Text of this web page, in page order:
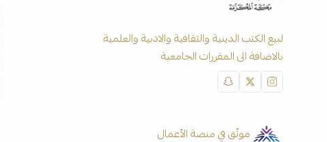
لبيع الكتب الدينية والثقافية والادبية والعلمية
بالاضافة الى المقررات الجامعية
موثّق في منصة الأعمال